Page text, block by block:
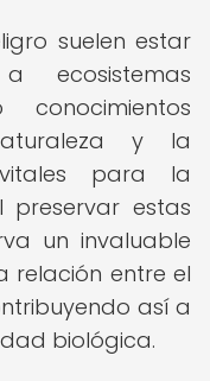
suelen estar
ecosistemas
conocimientos
y la
para la
preservar estas
un invaluable
relación entre el
así a
biológica.